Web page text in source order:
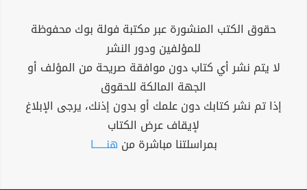
حقوق الكتب المنشورة عبر مكتبة فولة بوك محفوظة
للمؤلفين ودور النشر
لا يتم نشر أي كتاب دون موافقة صريحة من المؤلف أو
الجهة المالكة للحقوق
إذا تم نشر كتابك دون علمك أو بدون إذنك، يرجى الإبلاغ
لإيقاف عرض الكتاب
بمراسلتنا مباشرة من هنــــــا